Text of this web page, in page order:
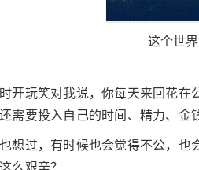
这个世
开玩笑对我说，你每天来回花
需要投入自己的时间、精力、
想过，有时候也会觉得不公，
么艰辛？